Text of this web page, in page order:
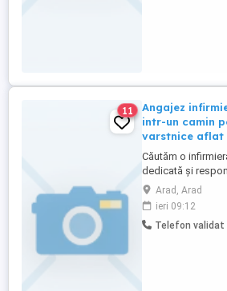
11
Angajez
intr-un camin
varstnice aflat
Căutăm o
dedicată și
alătura echipei
pentru persoane
Candidatul ideal
asistență de
Arad, Arad
ieri 09:12
Telefon validat